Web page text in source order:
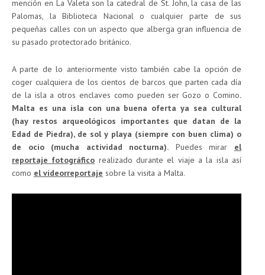
mención en La Valeta son la catedral de St. John, la casa de las
Palomas, la Biblioteca Nacional o cualquier parte de sus
pequeñas calles con un aspecto que alberga gran influencia de
su pasado protectorado británico.
A parte de lo anteriormente visto también cabe la opción de
coger cualquiera de los cientos de barcos que parten cada día
de la isla a otros enclaves como pueden ser Gozo o Comino.
Malta es una isla con una buena oferta ya sea cultural
(hay restos arqueológicos importantes que datan de la
Edad de Piedra), de sol y playa (siempre con buen clima) o
de ocio (mucha actividad nocturna). Puedes mirar el
reportaje fotográfico realizado durante el viaje a la isla así
como el videorreportaje sobre la visita a Malta.